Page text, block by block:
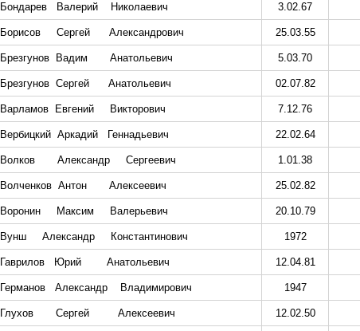
Бондарев Валерий Николаевич 3.02.67
Борисов Сергей Александрович 25.03.55
Брезгунов Вадим Анатольевич 5.03.70
Брезгунов Сергей Анатольевич 02.07.82
Варламов Евгений Викторович 7.12.76
Вербицкий Аркадий Геннадьевич 22.02.64
Волков Александр Сергеевич 1.01.38
Волченков Антон Алексеевич 25.02.82
Воронин Максим Валерьевич 20.10.79
Вунш Александр Константинович 1972
Гаврилов Юрий Анатольевич 12.04.81
Германов Александр Владимирович 1947
Глухов Сергей Алексеевич 12.02.50